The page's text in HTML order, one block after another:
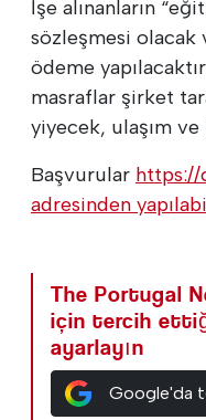
İşe alınanların
sözleşmesi
ödeme
masraflar şirket
yiyecek, ulaşım ve
Başvurular https://
adresinden
The Portugal
için tercih
ayarlayın
Google'da